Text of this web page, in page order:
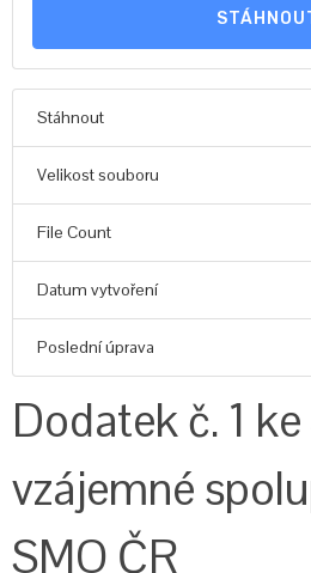
Stáhnout
Velikost souboru
File Count
Datum vytvoření
Poslední úprava
Dodatek č. 1
vzájemné
SMO ČR